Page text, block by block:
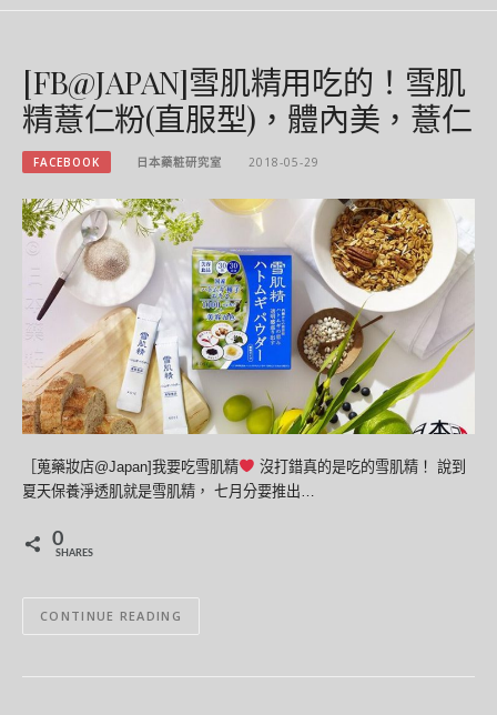
[FB@JAPAN]雪肌精用吃的！雪肌
精薏仁粉(直服型)，體內美，薏仁
FACEBOOK 日本藥粧研究室 2018-05-29
［蒐藥妝店@Japan]我要吃雪肌精
沒打錯真的是吃的雪肌精！ 說到
夏天保養淨透肌就是雪肌精， 七月分要推出…
0
SHARES
CONTINUE READING